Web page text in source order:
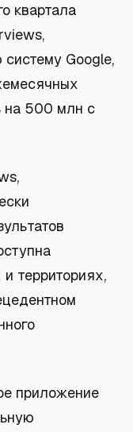
квартала
систему Google,
на 500 млн с
территориях,
приложение